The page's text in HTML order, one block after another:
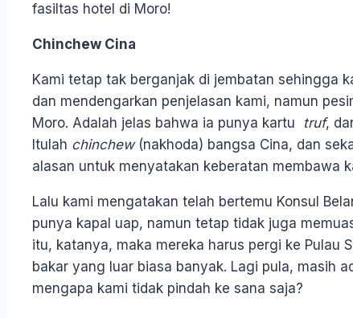
fasiltas hotel di Moro!
Chinchew Cina
Kami tetap tak berganjak di jembatan sehingga
dan mendengarkan penjelasan kami, namun
Moro. Adalah jelas bahwa ia punya kartu truf,
Itulah chinchew (nakhoda) bangsa Cina, dan
alasan untuk menyatakan keberatan membawa
Lalu kami mengatakan telah bertemu Konsul
punya kapal uap, namun tetap tidak juga
itu, katanya, maka mereka harus pergi ke Pulau
bakar yang luar biasa banyak. Lagi pula, masih
mengapa kami tidak pindah ke sana saja?